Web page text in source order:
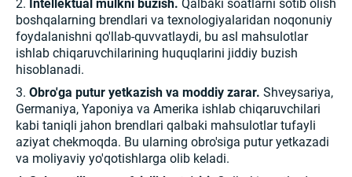
Intellektual mulkni buzish. Qalbaki soatlarni sotib olish
boshqalarning brendlari va texnologiyalaridan noqonuniy
foydalanishni qo'llab-quvvatlaydi, bu asl mahsulotlar
ishlab chiqaruvchilarining huquqlarini jiddiy buzish
hisoblanadi.
Obro'ga putur yetkazish va moddiy zarar. Shveysariya,
Germaniya, Yaponiya va Amerika ishlab chiqaruvchilari
kabi taniqli jahon brendlari qalbaki mahsulotlar tufayli
aziyat chekmoqda. Bu ularning obro'siga putur yetkazadi
va moliyaviy yo'qotishlarga olib keladi.